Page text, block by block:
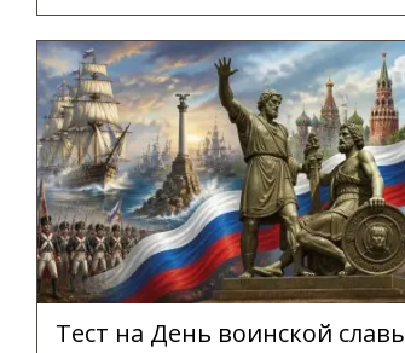
Тест на День воинской